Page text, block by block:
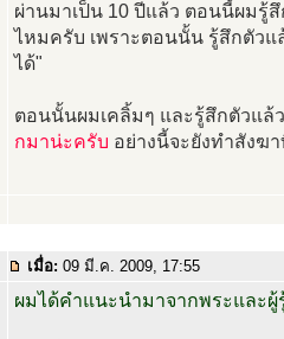
ผ่านมาเป็น 10 ปีแล้ว ตอนนี้ผมรู้
ไหมครับ เพราะตอนนั้น รู้สึกตัวแ
ได้"
ตอนนั้นผมเคลิ้มๆ และรู้สึกตัวแล้
กมาน่ะครับ อย่างนี้จะยังทำสังฆ
เมื่อ: 09 มี.ค. 2009, 17:55
ผมได้คำแนะนำมาจากพระและผู้